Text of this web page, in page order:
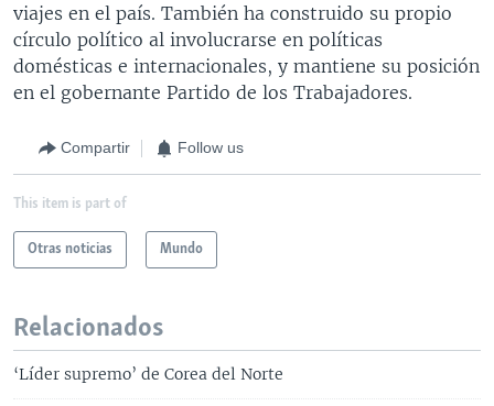
viajes en el país. También ha construido su propio
círculo político al involucrarse en políticas
domésticas e internacionales, y mantiene su posición
en el gobernante Partido de los Trabajadores.
Compartir Follow us
This item is part of
Otras noticias Mundo
Relacionados
‘Líder supremo’ de Corea del Norte